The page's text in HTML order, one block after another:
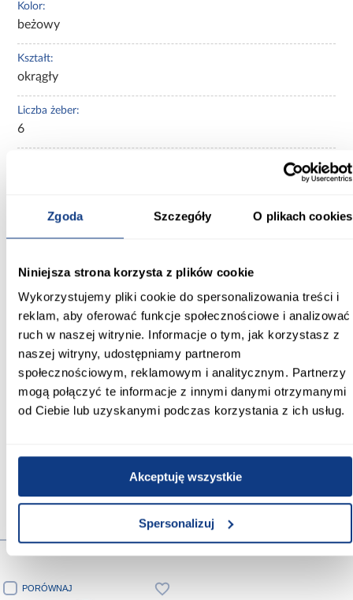
Zgoda Szczegóły O plikach cookies
Niniejsza strona korzysta z plików cookie
Wykorzystujemy pliki cookie do spersonalizowania treści i
reklam, aby oferować funkcje społecznościowe i analizować
ruch w naszej witrynie. Informacje o tym, jak korzystasz z
naszej witryny, udostępniamy partnerom
społecznościowym, reklamowym i analitycznym. Partnerzy
mogą połączyć te informacje z innymi danymi otrzymanymi
od Ciebie lub uzyskanymi podczas korzystania z ich usług.
Akceptuję wszystkie
Spersonalizuj
Kolor:
beżowy
Kształt:
okrągły
Liczba żeber:
6
Rozkładanie:
Regulacja kąta nachylenia:
Gramatura [gr/m2]:
160 g/m2
Materiał ramy/stelaża:
aluminium
Produkty alternatywne
PORÓWNAJ